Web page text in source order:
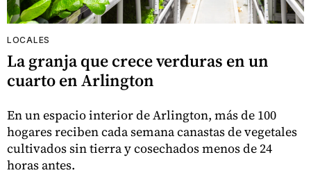
LOCALES
La granja que crece verduras en un
cuarto en Arlington
En un espacio interior de Arlington, más de 100
hogares reciben cada semana canastas de vegetales
cultivados sin tierra y cosechados menos de 24
horas antes.